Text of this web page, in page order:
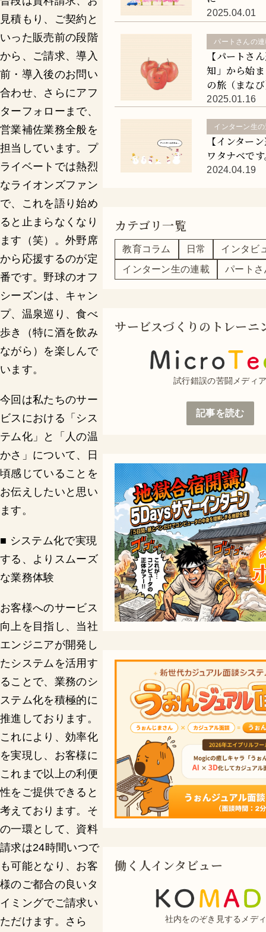
見積もり、ご契約と
いった販売前の段階
から、ご請求、導入
前・導入後のお問い
合わせ、さらにアフ
ターフォローまで、
営業補佐業務全般を
担当しています。プ
ライベートでは熱烈
なライオンズファン
で、これを語り始め
ると止まらなくなり
ます（笑）。外野席
から応援するのが定
番です。野球のオフ
シーズンは、キャン
プ、温泉巡り、食べ
歩き（特に酒を飲み
ながら）を楽しんで
います。
今回は私たちのサー
ビスにおける「シス
テム化」と「人の温
かさ」について、日
頃感じていることを
お伝えしたいと思い
ます。
■ システム化で実現
する、よりスムーズ
な業務体験
お客様へのサービス
向上を目指し、当社
エンジニアが開発し
たシステムを活用す
ることで、業務のシ
ステム化を積極的に
推進しております。
これにより、効率化
を実現し、お客様に
これまで以上の利便
性をご提供できると
考えております。そ
の一環として、資料
請求は24時間いつで
も可能となり、お客
様のご都合の良いタ
イミングでご請求い
ただけます。さら
2025.04.01
パートさんの
【パートさ
知」から始
の旅（まな
2025.01.16
インターン生
【インター
ワタナベで
2024.04.19
カテゴリ一覧
教育コラム 日常
インタビ
インターン生の連載
パート
サービスづくりのトレーニ
試行錯誤の苦闘メディ
記事を読む
働く人インタビュー
社内をのぞき見するメデ